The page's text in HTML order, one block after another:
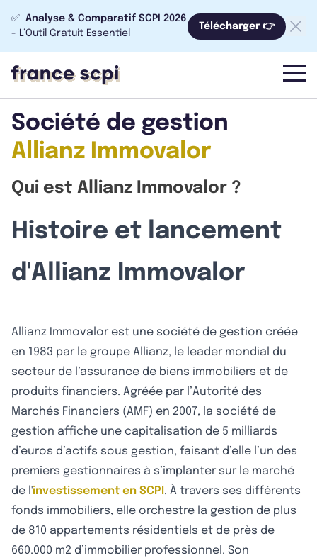
✅ Analyse & Comparatif SCPI 2026
- L’Outil Gratuit Essentiel
Télécharger 👉
menu
Société de gestion
Allianz Immovalor
Qui est Allianz Immovalor ?
Histoire et lancement
d'Allianz Immovalor
Allianz Immovalor est une société de gestion créée
en 1983 par le groupe Allianz, le leader mondial du
secteur de l’assurance de biens immobiliers et de
produits financiers. Agréée par l’Autorité des
Marchés Financiers (AMF) en 2007, la société de
gestion affiche une capitalisation de 5 milliards
d’euros d’actifs sous gestion, faisant d’elle l’un des
premiers gestionnaires à s’implanter sur le marché
de l'investissement en SCPI . À travers ses différents
fonds immobiliers, elle orchestre la gestion de plus
de 810 appartements résidentiels et de près de
660.000 m2 d’immobilier professionnel. Son